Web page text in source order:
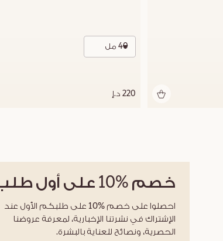
40 مل
220 د.إ
خصم %10 على أول
احصلوا على خصم %10 على طلبكم الأول عند
الإشتراك في نشرتنا الإخبارية، لمعرفة عروضنا
الحصرية، ونصائح للعناية بالبشرة.